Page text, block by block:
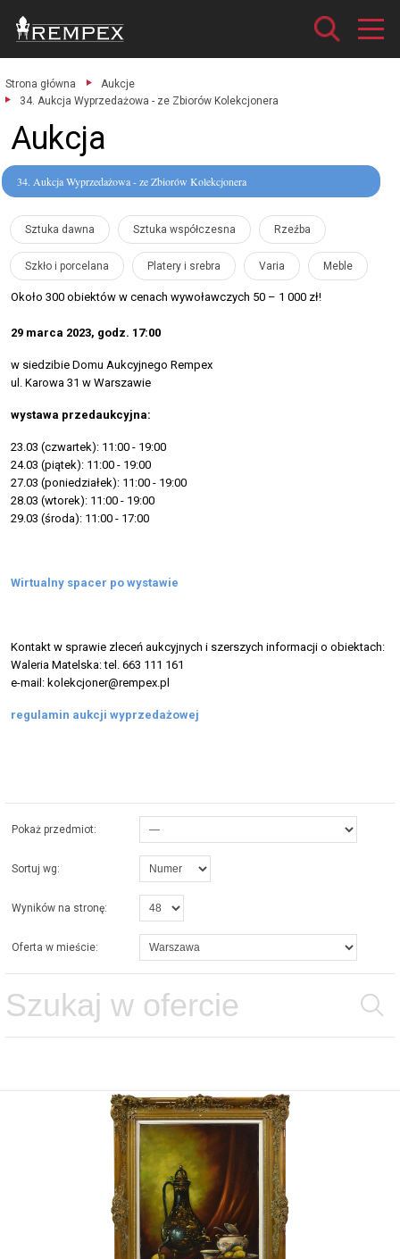
Strona główna
Aukcje
34. Aukcja Wyprzedażowa - ze Zbiorów Kolekcjonera
Aukcja
34. Aukcja Wyprzedażowa - ze Zbiorów Kolekcjonera
Sztuka dawna Sztuka współczesna Rzeźba
Szkło i porcelana Platery i srebra Varia Meble
Około 300 obiektów w cenach wywoławczych 50 – 1 000 zł!
29 marca 2023, godz. 17:00
w siedzibie Domu Aukcyjnego Rempex
ul. Karowa 31 w Warszawie
wystawa przedaukcyjna:
23.03 (czwartek): 11:00 - 19:00
24.03 (piątek): 11:00 - 19:00
27.03 (poniedziałek): 11:00 - 19:00
28.03 (wtorek): 11:00 - 19:00
29.03 (środa): 11:00 - 17:00
Wirtualny spacer po wystawie
Kontakt w sprawie zleceń aukcyjnych i szerszych informacji o obiektach:
Waleria Matelska: tel. 663 111 161
e-mail: kolekcjoner@rempex.pl
regulamin aukcji wyprzedażowej
Pokaż przedmiot:
Sortuj wg:
Wyników na stronę:
Oferta w mieście: